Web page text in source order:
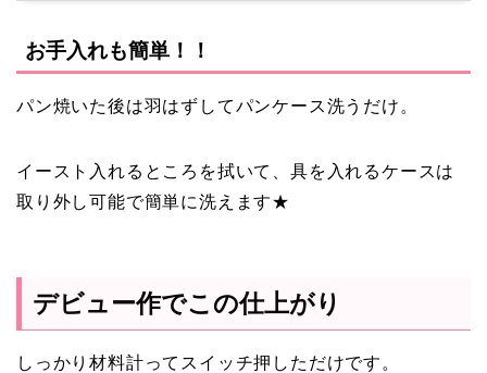
お手入れも簡単！！
パン焼いた後は羽はずしてパンケース洗うだけ。
イースト入れるところを拭いて、具を入れるケースは
取り外し可能で簡単に洗えます★
デビュー作でこの仕上がり
しっかり材料計ってスイッチ押しただけです。